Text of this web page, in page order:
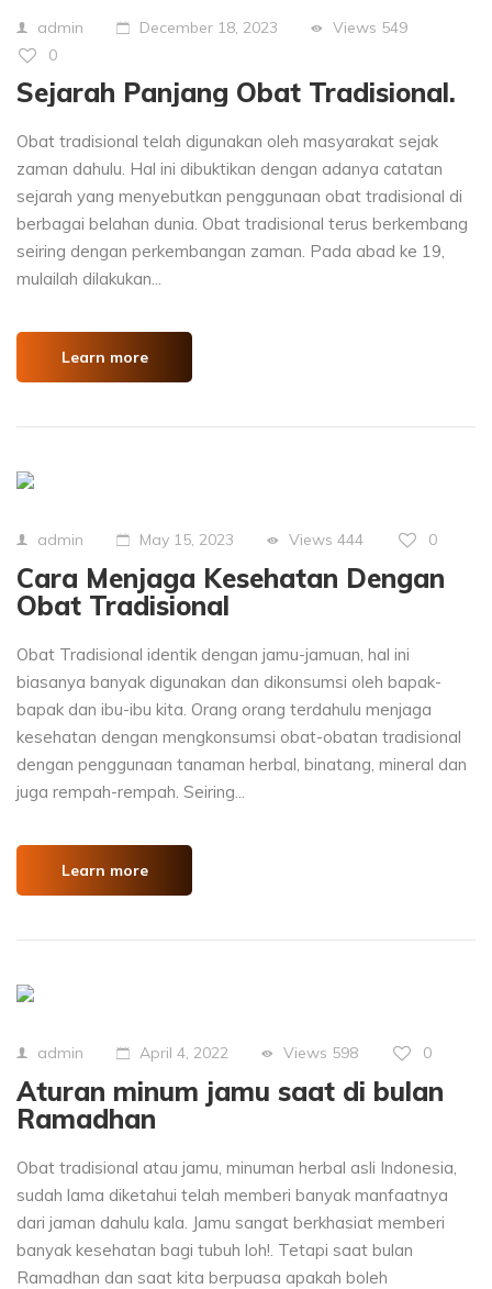
admin December 18, 2023 Views 549
0
Sejarah Panjang Obat Tradisional.
Obat tradisional telah digunakan oleh masyarakat sejak
zaman dahulu. Hal ini dibuktikan dengan adanya catatan
sejarah yang menyebutkan penggunaan obat tradisional di
berbagai belahan dunia. Obat tradisional terus berkembang
seiring dengan perkembangan zaman. Pada abad ke 19,
mulailah dilakukan...
Learn more
admin May 15, 2023 Views 444 0
Cara Menjaga Kesehatan Dengan
Obat Tradisional
Obat Tradisional identik dengan jamu-jamuan, hal ini
biasanya banyak digunakan dan dikonsumsi oleh bapak-
bapak dan ibu-ibu kita. Orang orang terdahulu menjaga
kesehatan dengan mengkonsumsi obat-obatan tradisional
dengan penggunaan tanaman herbal, binatang, mineral dan
juga rempah-rempah. Seiring...
Learn more
admin April 4, 2022 Views 598 0
Aturan minum jamu saat di bulan
Ramadhan
Obat tradisional atau jamu, minuman herbal asli Indonesia,
sudah lama diketahui telah memberi banyak manfaatnya
dari jaman dahulu kala. Jamu sangat berkhasiat memberi
banyak kesehatan bagi tubuh loh!. Tetapi saat bulan
Ramadhan dan saat kita berpuasa apakah boleh